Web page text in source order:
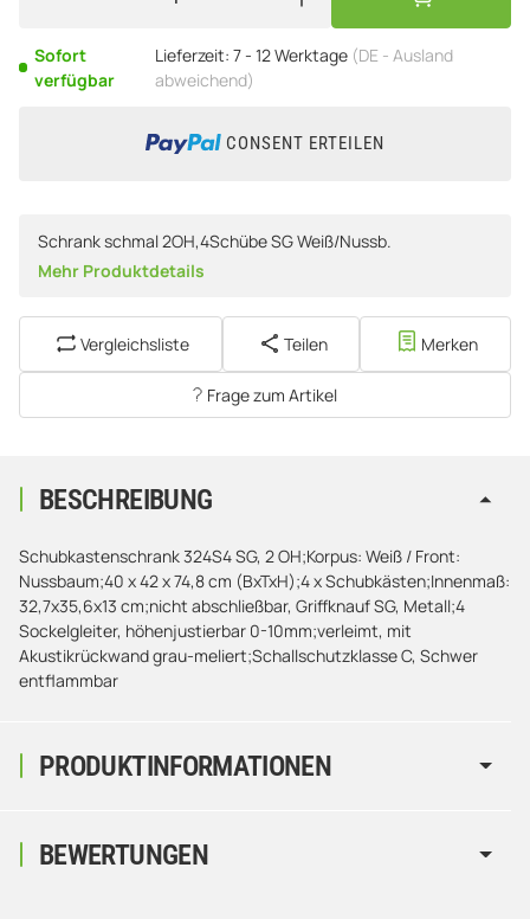
Sofort
verfügbar
Lieferzeit: 7 - 12 Werktage (DE - Ausland
abweichend)
CONSENT ERTEILEN
Schrank schmal 2OH,4Schübe SG Weiß/Nussb.
Mehr Produktdetails
Vergleichsliste Teilen Merken
Frage zum Artikel
PRODUKTINFORMATIONEN
BESCHREIBUNG
Schubkastenschrank 324S4 SG, 2 OH;Korpus: Weiß / Front:
Nussbaum;40 x 42 x 74,8 cm (BxTxH);4 x Schubkästen;Innenmaß:
32,7x35,6x13 cm;nicht abschließbar, Griffknauf SG, Metall;4
Sockelgleiter, höhenjustierbar 0-10mm;verleimt, mit
Akustikrückwand grau-meliert;Schallschutzklasse C, Schwer
entflammbar
BEWERTUNGEN